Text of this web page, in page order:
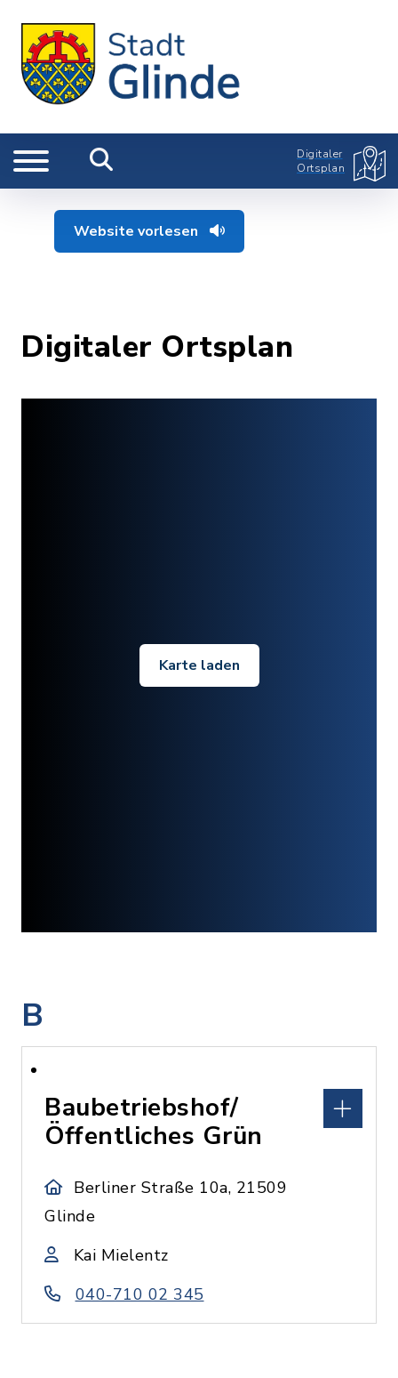
Digitaler
Ortsplan
Website vorlesen
Digitaler Ortsplan
Karte laden
B
Baubetriebshof/
Öffentliches Grün
Berliner Straße 10a, 21509
Glinde
Kai Mielentz
040-710 02 345